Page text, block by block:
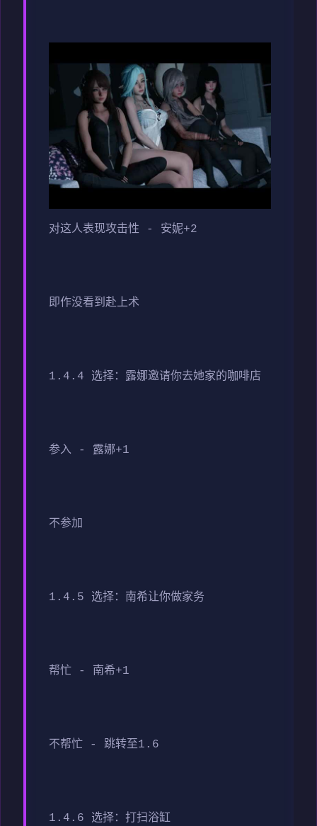
对这人表现攻击性 - 安妮+2
即作没看到赴上术
1.4.4 选择：露娜邀请你去她家的咖啡店
参入 - 露娜+1
不参加
1.4.5 选择：南希让你做家务
帮忙 - 南希+1
不帮忙 - 跳转至1.6
1.4.6 选择：打扫浴缸